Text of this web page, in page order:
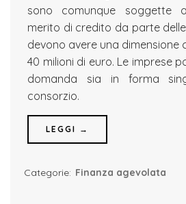
sono comunque soggette
merito di credito da parte
devono avere una dimensione
40 milioni di euro. Le imprese
domanda sia in forma
consorzio.
LEGGI →
Categorie: Finanza agevolata